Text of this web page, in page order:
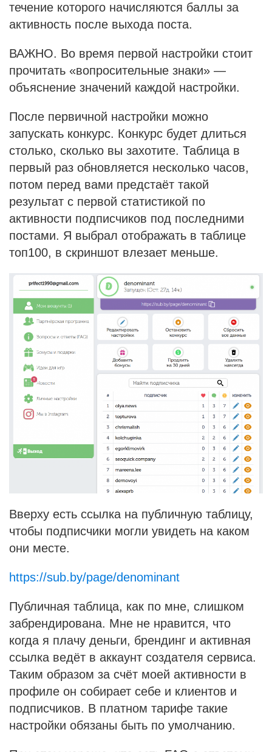
течение которого начисляются баллы за
активность после выхода поста.
ВАЖНО. Во время первой настройки стоит
прочитать «вопросительные знаки» —
объяснение значений каждой настройки.
После первичной настройки можно
запускать конкурс. Конкурс будет длиться
столько, сколько вы захотите. Таблица в
первый раз обновляется несколько часов,
потом перед вами предстаёт такой
результат с первой статистикой по
активности подписчиков под последними
постами. Я выбрал отображать в таблице
топ100, в скриншот влезает меньше.
Вверху есть ссылка на публичную таблицу,
чтобы подписчики могли увидеть на каком
они месте.
https://sub.by/page/denominant
Публичная таблица, как по мне, слишком
забрендирована. Мне не нравится, что
когда я плачу деньги, брендинг и активная
ссылка ведёт в аккаунт создателя сервиса.
Таким образом за счёт моей активности в
профиле он собирает себе и клиентов и
подписчиков. В платном тарифе такие
настройки обязаны быть по умолчанию.